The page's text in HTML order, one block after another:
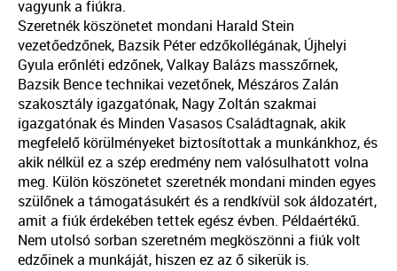
vagyunk a fiúkra.
Szeretnék köszönetet mondani Harald Stein
vezetőedzőnek, Bazsik Péter edzőkollégának, Újhelyi
Gyula erőnléti edzőnek, Valkay Balázs masszőrnek,
Bazsik Bence technikai vezetőnek, Mészáros Zalán
szakosztály igazgatónak, Nagy Zoltán szakmai
igazgatónak és Minden Vasasos Családtagnak, akik
megfelelő körülményeket biztosítottak a munkánkhoz, és
akik nélkül ez a szép eredmény nem valósulhatott volna
meg. Külön köszönetet szeretnék mondani minden egyes
szülőnek a támogatásukért és a rendkívül sok áldozatért,
amit a fiúk érdekében tettek egész évben. Példaértékű.
Nem utolsó sorban szeretném megköszönni a fiúk volt
edzőinek a munkáját, hiszen ez az ő sikerük is.